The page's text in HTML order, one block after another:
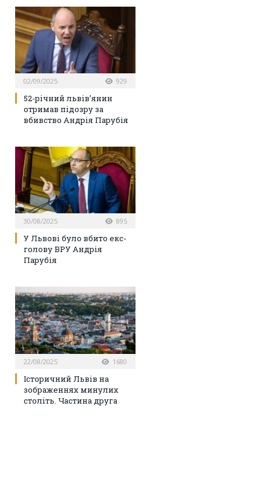
02/09/2025 929
52-річний львів’янин
отримав підозру за
вбивство Андрія Парубія
30/08/2025 895
У Львові було вбито екс-
голову ВРУ Андрія
Парубія
22/08/2025 1680
Історичний Львів на
зображеннях минулих
століть. Частина друга